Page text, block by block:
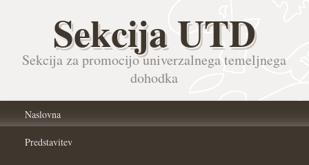
Sekcija UTD
Sekcija za promocijo univerzalnega temeljnega
dohodka
Naslovna
Predstavitev